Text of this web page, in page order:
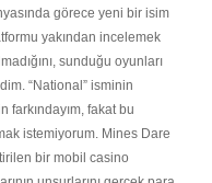
görece yeni bir isim
yakından incelemek
sunduğu oyunları
“National” isminin
farkındayım, fakat bu
istemiyorum. Mines Dare
bir mobil casino